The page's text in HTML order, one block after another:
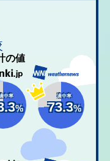
の値
中率
%
適中率
73.3%